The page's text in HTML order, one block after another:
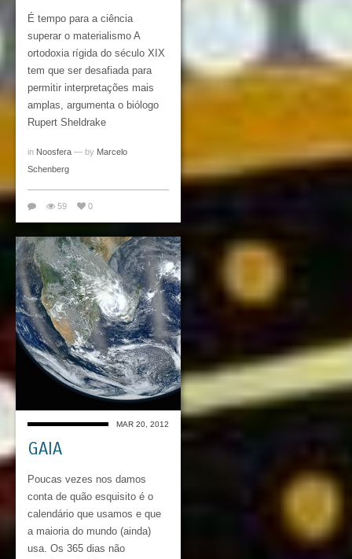
É tempo para a ciência
superar o materialismo A
ortodoxia rígida do século XIX
tem que ser desafiada para
permitir interpretações mais
amplas, argumenta o biólogo
Rupert Sheldrake
in Noosfera — by Marcelo
Schenberg
59 0
MAR 20, 2012
GAIA
Poucas vezes nos damos
conta de quão esquisito é o
calendário que usamos e que
a maioria do mundo (ainda)
usa. Os 365 dias não